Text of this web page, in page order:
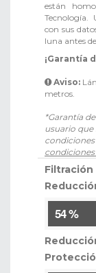
están
Tecnología.
con sus
luna antes
¡Garantía
Aviso:
metros.
*Garantía
usuario que
Filtración
54 %